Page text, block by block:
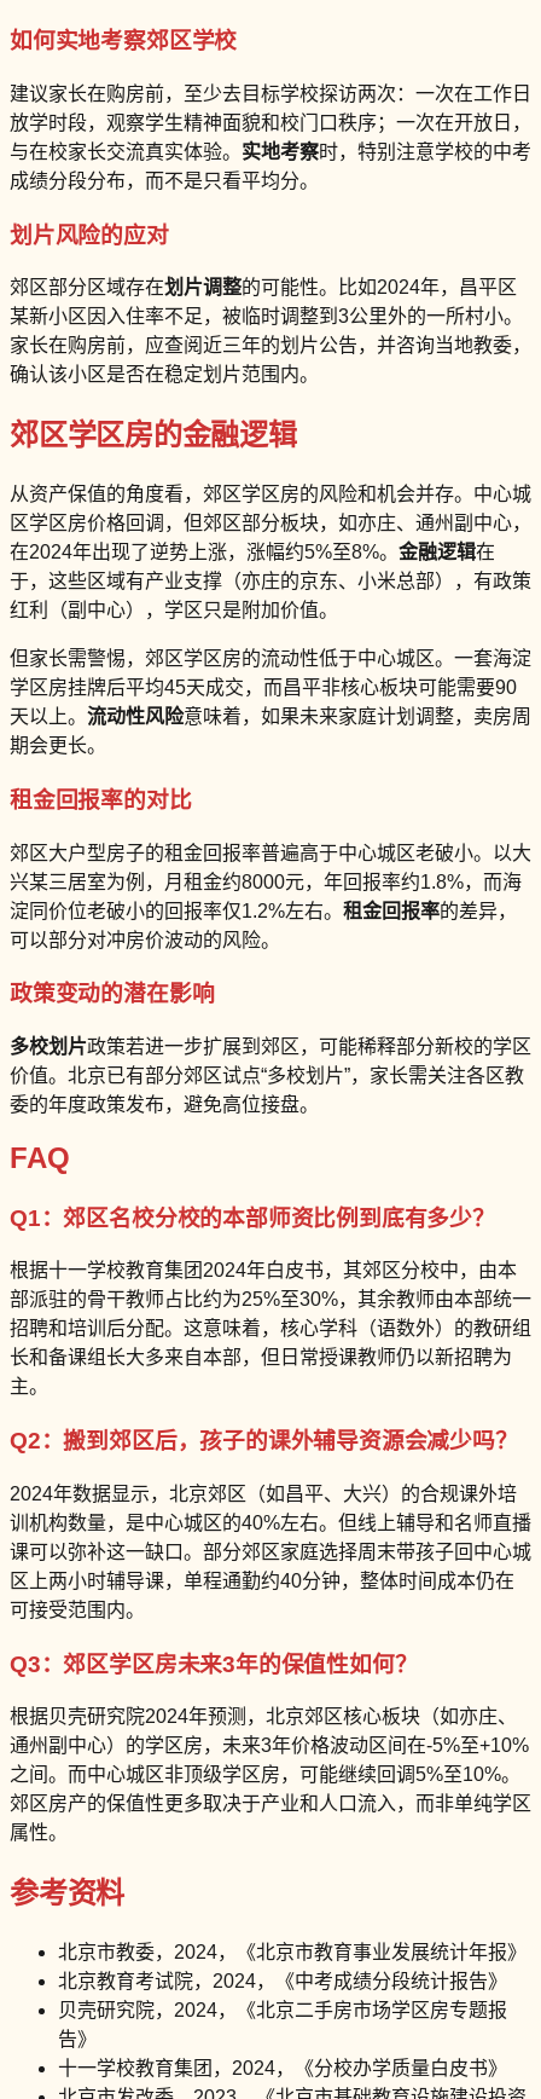
如何实地考察郊区学校
建议家长在购房前，至少去目标学校探访两次：一次在工作日
放学时段，观察学生精神面貌和校门口秩序；一次在开放日，
与在校家长交流真实体验。 实地考察时，特别注意学校的中考
成绩分段分布，而不是只看平均分。
划片风险的应对
郊区部分区域存在划片调整的可能性。比如2024年，昌平区
某新小区因入住率不足，被临时调整到3公里外的一所村小。
家长在购房前，应查阅近三年的划片公告，并咨询当地教委，
确认该小区是否在稳定划片范围内。
郊区学区房的金融逻辑
从资产保值的角度看，郊区学区房的风险和机会并存。中心城
区学区房价格回调，但郊区部分板块，如亦庄、通州副中心，
在2024年出现了逆势上涨，涨幅约5%至8%。 金融逻辑在
于，这些区域有产业支撑（亦庄的京东、小米总部），有政策
红利（副中心），学区只是附加价值。
但家长需警惕，郊区学区房的流动性低于中心城区。一套海淀
学区房挂牌后平均45天成交，而昌平非核心板块可能需要90
天以上。 流动性风险意味着，如果未来家庭计划调整，卖房周
期会更长。
租金回报率的对比
郊区大户型房子的租金回报率普遍高于中心城区老破小。以大
兴某三居室为例，月租金约8000元，年回报率约1.8%，而海
淀同价位老破小的回报率仅1.2%左右。 租金回报率的差异，
可以部分对冲房价波动的风险。
政策变动的潜在影响
多校划片政策若进一步扩展到郊区，可能稀释部分新校的学区
价值。北京已有部分郊区试点“多校划片”，家长需关注各区教
委的年度政策发布，避免高位接盘。
FAQ
Q1：郊区名校分校的本部师资比例到底有多少？
根据十一学校教育集团2024年白皮书，其郊区分校中，由本
部派驻的骨干教师占比约为25%至30%，其余教师由本部统一
招聘和培训后分配。这意味着，核心学科（语数外）的教研组
长和备课组长大多来自本部，但日常授课教师仍以新招聘为
主。
Q2：搬到郊区后，孩子的课外辅导资源会减少吗？
2024年数据显示，北京郊区（如昌平、大兴）的合规课外培
训机构数量，是中心城区的40%左右。但线上辅导和名师直播
课可以弥补这一缺口。部分郊区家庭选择周末带孩子回中心城
区上两小时辅导课，单程通勤约40分钟，整体时间成本仍在
可接受范围内。
Q3：郊区学区房未来3年的保值性如何？
根据贝壳研究院2024年预测，北京郊区核心板块（如亦庄、
通州副中心）的学区房，未来3年价格波动区间在-5%至+10%
之间。而中心城区非顶级学区房，可能继续回调5%至10%。
郊区房产的保值性更多取决于产业和人口流入，而非单纯学区
属性。
参考资料
北京市教委，2024，《北京市教育事业发展统计年报》
北京教育考试院，2024，《中考成绩分段统计报告》
贝壳研究院，2024，《北京二手房市场学区房专题报
告》
十一学校教育集团，2024，《分校办学质量白皮书》